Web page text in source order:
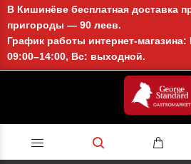
В Кишинёве бесплатная доставка
пригороды — 90 леев.
График работы интернет-
09:00–14:00, Вс: выходной.